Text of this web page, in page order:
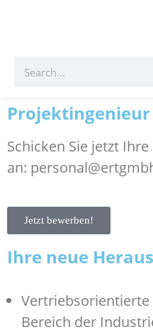
Schicken Sie jetzt
an:
Jetzt bewerben!
Ihre neue
Bereich der